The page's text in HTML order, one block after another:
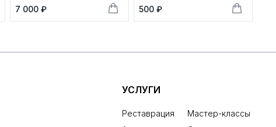
7 000 ₽ 500 ₽
УСЛУГИ
Реставрация
Мастер-классы